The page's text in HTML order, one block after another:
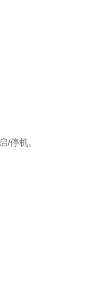
/停机。